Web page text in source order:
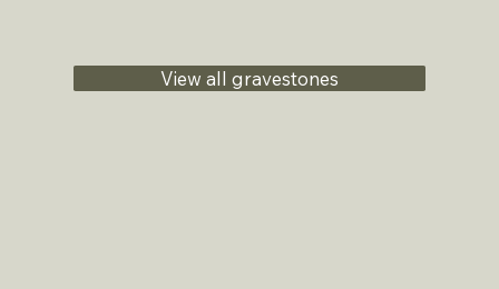
View all gravestones